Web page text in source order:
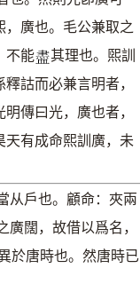
，廣也。毛公兼取之
不能𧗊 其理也。煕訓
詁而必兼言明者，
傳曰光，廣也者，
天有成命熙訓廣，未
从戶也。顧命：夾兩
闊，故借以爲名，
於唐時也。然唐時已